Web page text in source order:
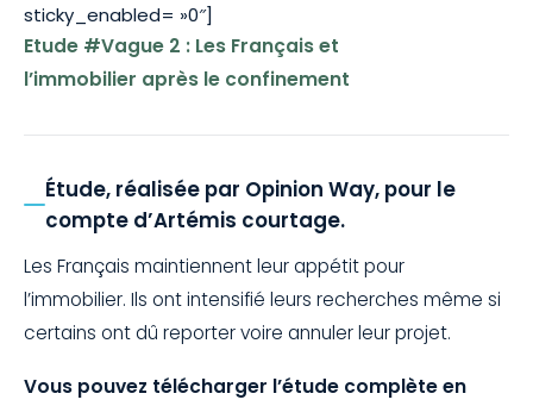
sticky_enabled= »0″]
Etude #Vague 2 : Les Français et
l’immobilier après le confinement
Étude, réalisée par Opinion Way, pour le
compte d’Artémis courtage.
Les Français maintiennent leur appétit pour
l’immobilier. Ils ont intensifié leurs recherches même si
certains ont dû reporter voire annuler leur projet.
Vous pouvez télécharger l’étude complète en